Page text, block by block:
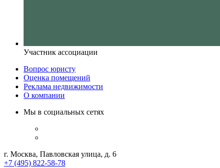
Участник ассоциации
Вопрос юристу
Оценка помещений
Реклама недвижимости
О компании
Мы в социальных сетях
г. Москва, Павловская улица, д. 6
+7 (495) 822-58-78